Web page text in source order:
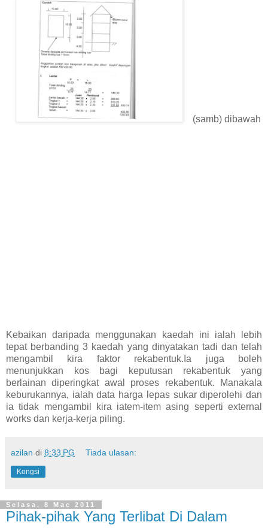
(samb) dibawah
Kebaikan daripada menggunakan kaedah ini ialah lebih
tepat berbanding 3 kaedah yang dinyatakan tadi dan telah
mengambil kira faktor rekabentuk.Ia juga boleh
menunjukkan kos bagi keputusan rekabentuk yang
berlainan diperingkat awal proses rekabentuk. Manakala
keburukannya, ialah data harga lepas sukar diperolehi dan
ia tidak mengambil kira iatem-item asing seperti external
works dan kerja-kerja piling.
azilan di 8:33 PG Tiada ulasan:
Kongsi
Selasa, 8 Mac 2011
Pihak-pihak Yang Terlibat Di Dalam